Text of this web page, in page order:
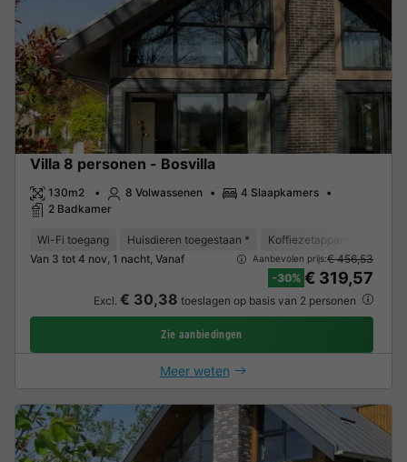
Villa 8 personen - Bosvilla
130m2 8 Volwassenen
4 Slaapkamers
2 Badkamer
Wi-Fi toegang Huisdieren toegestaan * Koffiezetapparaat
Van 3 tot 4 nov, 1 nacht, Vanaf
Aanbevolen prijs:€ 456,53
-30% € 319,57
Excl. € 30,38 toeslagen op basis van 2 personen
Zie aanbiedingen
Meer weten